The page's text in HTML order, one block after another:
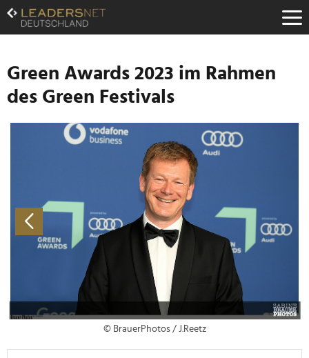
Zum
Inhalt
Zur
Navigation
Zur
Hauptnavigation
Green Awards 2023 im Rahmen
des Green Festivals
© BrauerPhotos / J.Reetz